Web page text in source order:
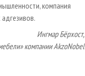
компания
Ингмар Бёрхост,
компании AkzoNobel